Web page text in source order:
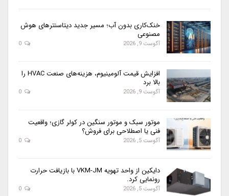
خنک‌کاری بدون آب؛ مسیر جدید دیتاسنترهای هوش
مصنوعی
آگوست 9, 2026
افزایش قیمت آلومینیوم، هزینه‌های صنعت HVAC را
بالا برد
آگوست 9, 2026
موتور سبک و موتور سنگین در کولر گازی؛ واقعیت
فنی یا اصطلاحی برای فروش؟
آگوست 5, 2026
دایکین از واحد تهویه VKM-JM با بازیافت حرارت
رونمایی کرد.
آگوست 5, 2026